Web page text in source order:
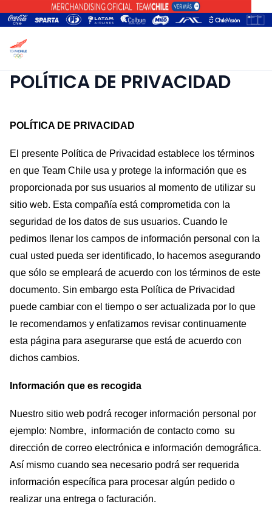
POLÍTICA DE PRIVACIDAD
POLÍTICA DE PRIVACIDAD
El presente Política de Privacidad establece los términos
en que Team Chile usa y protege la información que es
proporcionada por sus usuarios al momento de utilizar su
sitio web. Esta compañía está comprometida con la
seguridad de los datos de sus usuarios. Cuando le
pedimos llenar los campos de información personal con la
cual usted pueda ser identificado, lo hacemos asegurando
que sólo se empleará de acuerdo con los términos de este
documento. Sin embargo esta Política de Privacidad
puede cambiar con el tiempo o ser actualizada por lo que
le recomendamos y enfatizamos revisar continuamente
esta página para asegurarse que está de acuerdo con
dichos cambios.
Información que es recogida
Nuestro sitio web podrá recoger información personal por
ejemplo: Nombre, información de contacto como su
dirección de correo electrónica e información demográfica.
Así mismo cuando sea necesario podrá ser requerida
información específica para procesar algún pedido o
realizar una entrega o facturación.